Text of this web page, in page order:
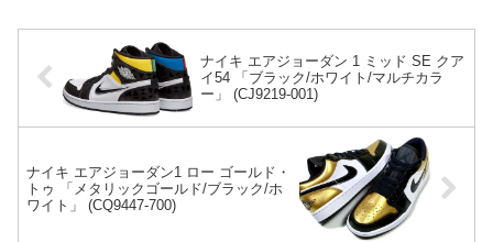
ナイキ エアジョーダン 1 ミッド SE クア
イ54 「ブラック/ホワイト/マルチカラ
ー」 (CJ9219-001)
ナイキ エアジョーダン1 ロー ゴールド・
トゥ 「メタリックゴールド/ブラック/ホ
ワイト」 (CQ9447-700)